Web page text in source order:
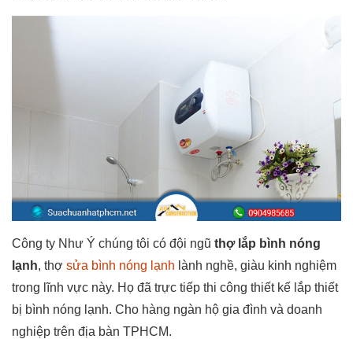
Công ty Như Ý chúng tôi có đội ngũ thợ lắp bình nóng
lạnh, thợ sửa bình nóng lạnh lành nghề, giàu kinh nghiệm
trong lĩnh vực này. Họ đã trực tiếp thi công thiết kế lắp thiết
bị bình nóng lạnh. Cho hàng ngàn hộ gia đình và doanh
nghiệp trên địa bàn TPHCM.